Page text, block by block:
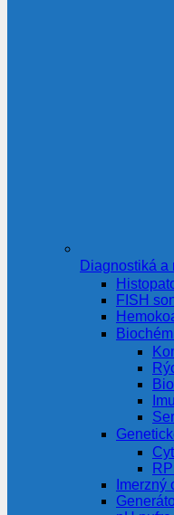
Diagnostiká a
FISH
Imerzný